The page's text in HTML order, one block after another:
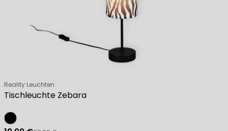
Tischleuchte Zebara
Verkäufer:
Reality Leuchten